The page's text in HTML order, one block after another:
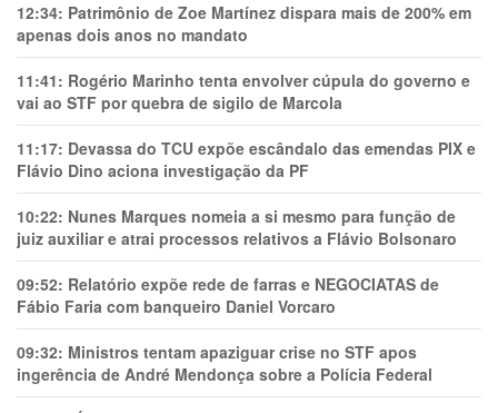
12:34: Patrimônio de Zoe Martínez dispara mais de 200% em
apenas dois anos no mandato
11:41: Rogério Marinho tenta envolver cúpula do governo e
vai ao STF por quebra de sigilo de Marcola
11:17: Devassa do TCU expõe escândalo das emendas PIX e
Flávio Dino aciona investigação da PF
10:22: Nunes Marques nomeia a si mesmo para função de
juiz auxiliar e atrai processos relativos a Flávio Bolsonaro
09:52: Relatório expõe rede de farras e NEGOCIATAS de
Fábio Faria com banqueiro Daniel Vorcaro
09:32: Ministros tentam apaziguar crise no STF apos
ingerência de André Mendonça sobre a Polícia Federal